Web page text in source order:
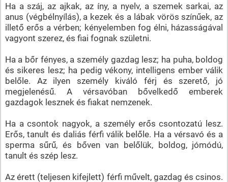
Ha a száj, az ajkak, az íny, a nyelv, a szemek sarkai, az
anus (végbélnyílás), a kezek és a lábak vörös színűek, az
illető erős a vérben; kényelemben fog élni, házasságával
vagyont szerez, és fiai fognak születni.
Ha a bőr fényes, a személy gazdag lesz; ha puha, boldog
és sikeres lesz; ha pedig vékony, intelligens ember válik
belőle. Az ilyen személy kiváló férj és szerető, jó
megjelenésű. A vérsavóban bővelkedő emberek
gazdagok lesznek és fiakat nemzenek.
Ha a csontok nagyok, a személy erős csontozatú lesz.
Erős, tanult és daliás férfi válik belőle. Ha a vérsavó és a
sperma sűrű, és bőven van belőlük, boldog, jómódú,
tanult és szép lesz.
Az érett (teljesen kifejlett) férfi művelt, gazdag és csinos.